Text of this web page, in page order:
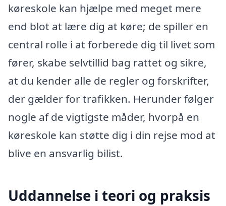
køreskole kan hjælpe med meget mere
end blot at lære dig at køre; de spiller en
central rolle i at forberede dig til livet som
fører, skabe selvtillid bag rattet og sikre,
at du kender alle de regler og forskrifter,
der gælder for trafikken. Herunder følger
nogle af de vigtigste måder, hvorpå en
køreskole kan støtte dig i din rejse mod at
blive en ansvarlig bilist.
Uddannelse i teori og praksis